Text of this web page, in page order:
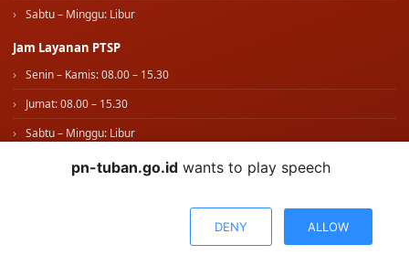
Jam Layanan PTSP
Senin – Kamis: 08.00 – 15.30
Jumat: 08.00 – 15.30
Sabtu – Minggu: Libur
© 2026 PENGADILAN NEGERI TUBAN
pn-tuban.go.id wants to play speech
DENY ALLOW